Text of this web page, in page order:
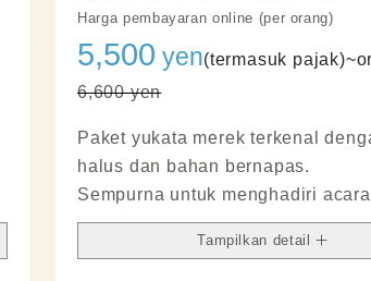
Harga pembayaran online (per orang)
5,500 yen(termasuk pajak)~
6,600 yen
Paket yukata merek terkenal
halus dan bahan bernapas.
Sempurna untuk menghadiri acara
bergengsi dengan penuh percaya
Tampilkan detail